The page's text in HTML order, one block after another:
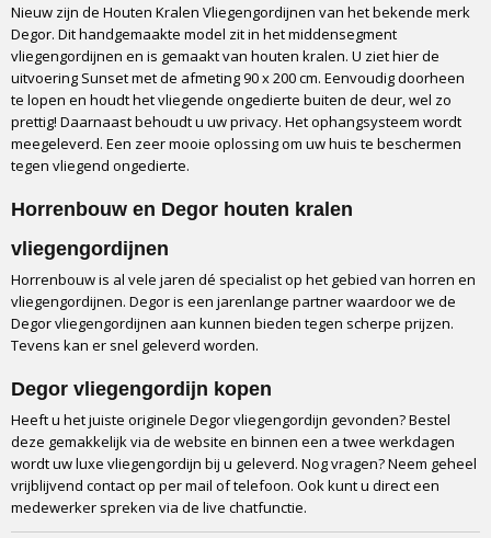
Nieuw zijn de Houten Kralen Vliegengordijnen van het bekende merk
Degor. Dit handgemaakte model zit in het middensegment
vliegengordijnen en is gemaakt van houten kralen. U ziet hier de
uitvoering Sunset met de afmeting 90 x 200 cm. Eenvoudig doorheen
te lopen en houdt het vliegende ongedierte buiten de deur, wel zo
prettig! Daarnaast behoudt u uw privacy. Het ophangsysteem wordt
meegeleverd. Een zeer mooie oplossing om uw huis te beschermen
tegen vliegend ongedierte.
Horrenbouw en Degor houten kralen
vliegengordijnen
Horrenbouw is al vele jaren dé specialist op het gebied van horren en
vliegengordijnen. Degor is een jarenlange partner waardoor we de
Degor vliegengordijnen aan kunnen bieden tegen scherpe prijzen.
Tevens kan er snel geleverd worden.
Degor vliegengordijn kopen
Heeft u het juiste originele Degor vliegengordijn gevonden? Bestel
deze gemakkelijk via de website en binnen een a twee werkdagen
wordt uw luxe vliegengordijn bij u geleverd. Nog vragen? Neem geheel
vrijblijvend contact op per mail of telefoon. Ook kunt u direct een
medewerker spreken via de live chatfunctie.